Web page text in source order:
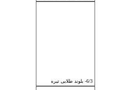
6/3- بلوند طلایی تیره